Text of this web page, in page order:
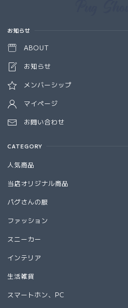
お知らせ
ABOUT
お知らせ
メンバーシップ
マイページ
お問い合わせ
CATEGORY
人気商品
当店オリジナル商品
パグさんの服
ファッション
スニーカー
インテリア
生活雑貨
スマートホン、PC